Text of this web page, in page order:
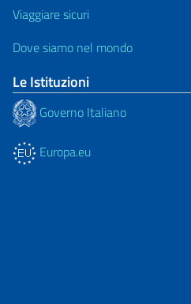
Viaggiare sicuri
Dove siamo nel mondo
Le Istituzioni
Governo Italiano
Europa.eu